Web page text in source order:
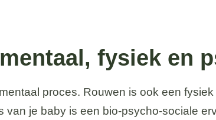
fysiek en
proces. Rouwen is ook een
je baby is een bio-psycho-sociale